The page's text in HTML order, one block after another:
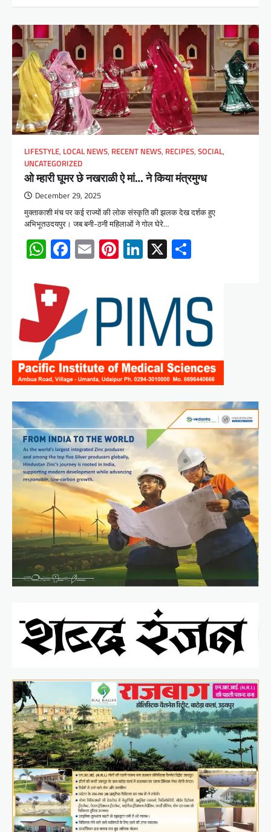
LIFESTYLE, LOCAL NEWS, RECENT NEWS, RECIPES, SOCIAL,
UNCATEGORIZED
ओ म्हारी घूमर छे नखराळी ऐ मां… ने किया मंत्रमुग्ध
December 29, 2025
मुक्ताकाशी मंच पर कई राज्यों की लोक संस्कृति की झलक देख दर्शक हुए
अभिभूतउदयपुर। जब बनी-ठनी महिलाओं ने गोल घेरे…
WhatsApp
Facebook
EmailPinterest
LinkedIn
X